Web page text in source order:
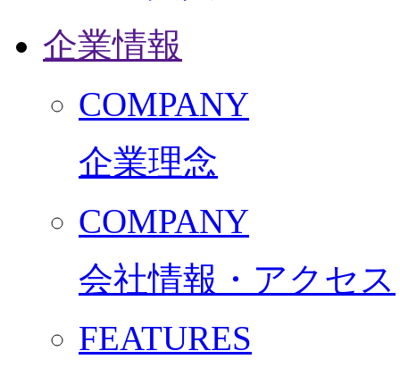
企業情報
COMPANY
企業理念
COMPANY
会社情報・アクセス
FEATURES